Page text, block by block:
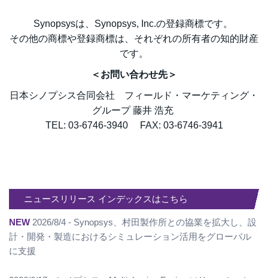
Synopsysは、Synopsys, Inc.の登録商標です。
その他の商標や登録商標は、それぞれの所有者の知的財産
です。
＜お問い合わせ先＞
日本シノプシス合同会社 フィールド・マーケティング・
グループ 藤井 浩充
TEL: 03-6746-3940 FAX: 03-6746-3941
ニュースリリース インデックスはこちら
NEW 2026/8/4 - Synopsys、村田製作所との協業を拡大し、設
計・開発・製造におけるシミュレーション活用をグローバル
に支援